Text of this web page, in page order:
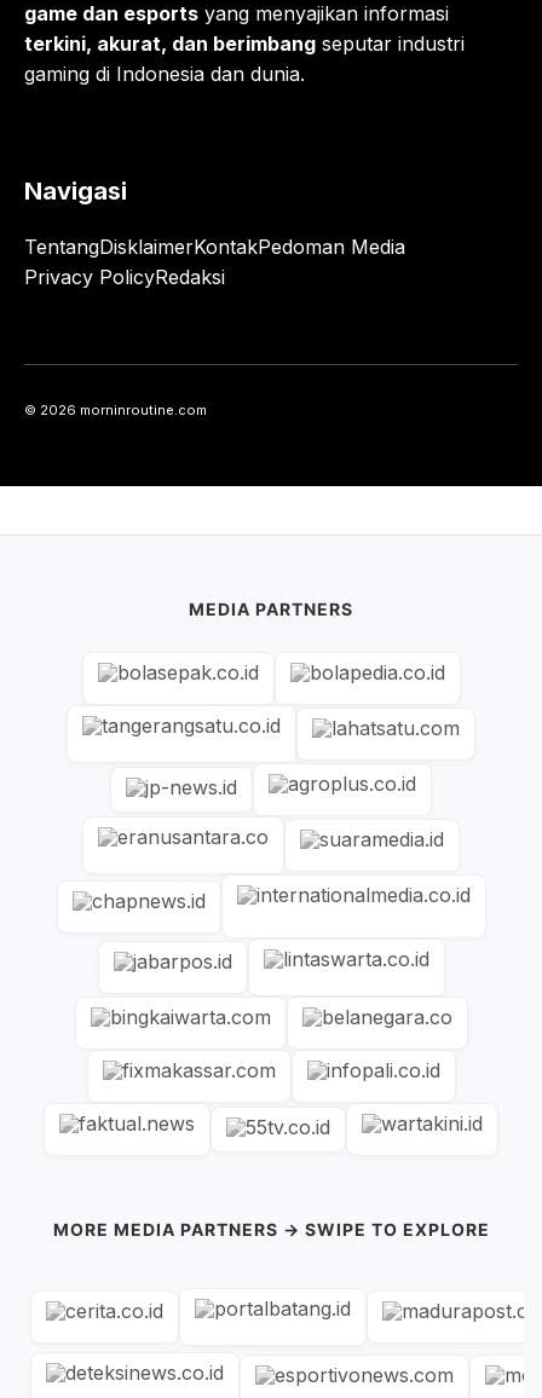
game dan esports yang menyajikan informasi
terkini, akurat, dan berimbang seputar industri
gaming di Indonesia dan dunia.
Navigasi
TentangDisklaimerKontakPedoman Media
Privacy PolicyRedaksi
© 2026 morninroutine.com
MEDIA PARTNERS
MORE MEDIA PARTNERS → SWIPE TO EXPLORE